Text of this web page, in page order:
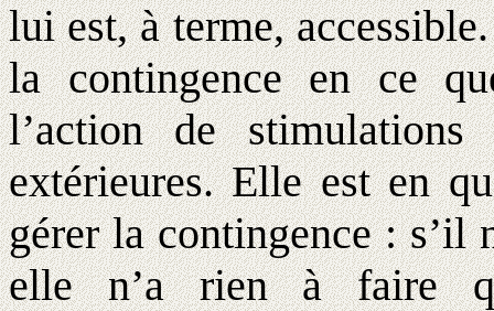
lui est, à terme,
la contingence en ce
l’action de
extérieures. Elle est en
gérer la contingence : s’il
elle n’a rien à faire